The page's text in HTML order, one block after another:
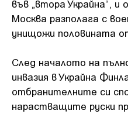
във „втора Украйна“,
Москва разполага с
унищожи половината
След началото на
инвазия в Украйна
отбранителните си
нарастващите руски